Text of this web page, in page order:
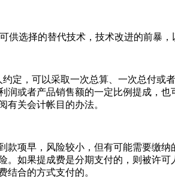
选择的替代技术，技术改进的前暴，
，可以采取一次总算、一次总付或
或者产品销售额的一定比例提成，
有关会计帐目的办法。
早，风险较小，但有可能需要缴纳
。如果提成费是分期支付的，则被许
结合的方式支付的。